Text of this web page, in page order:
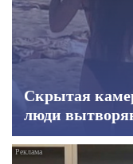
Скрытая
люди